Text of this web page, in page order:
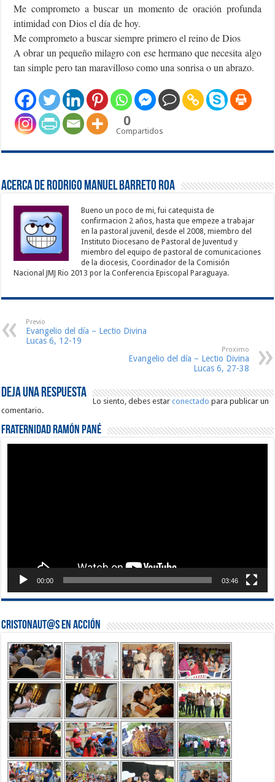
Me comprometo a buscar un momento de oración profunda
intimidad con Dios el día de hoy.
Me comprometo a buscar siempre primero el reino de Dios
A obrar un pequeño milagro con ese hermano que necesita algo
tan simple pero tan maravilloso como una sonrisa o un abrazo.
0
Compartidos
Acerca de Rodrigo Manuel Barreto Roa
Bueno un poco de mi, fui catequista de
confirmacion 2 años, hasta que empeze a trabajar
en la pastoral juvenil, desde el 2008, miembro del
Instituto Diocesano de Pastoral de Juventud y
miembro del equipo de pastoral de comunicaciones
de la diocesis, Coordinador de la Comisión
Nacional JMJ Rio 2013 por la Conferencia Episcopal Paraguaya.
Previo
Evangelio del día – Lectio Divina
Lucas 6, 12-19
Proximo
Evangelio del día – Lectio Divina
Lucas 6, 27-38
Deja una respuesta
Lo siento, debes estarconectado para publicar un
comentario.
Fraternidad Ramón Pané
00:00 03:46
Cristonaut@s en Acción